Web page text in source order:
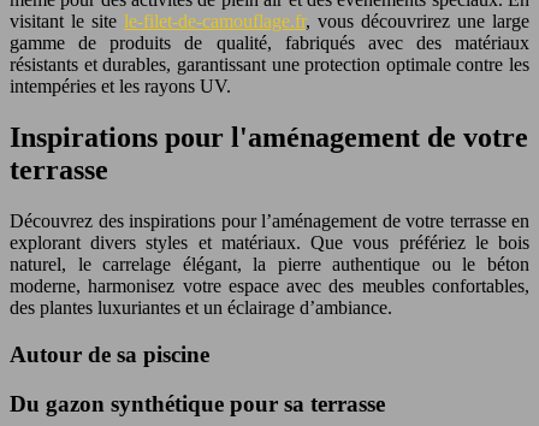
visitant le site le-filet-de-camouflage.fr, vous découvrirez une large
gamme de produits de qualité, fabriqués avec des matériaux
résistants et durables, garantissant une protection optimale contre les
intempéries et les rayons UV.
Inspirations pour l'aménagement de votre
terrasse
Découvrez des inspirations pour l’aménagement de votre terrasse en
explorant divers styles et matériaux. Que vous préfériez le bois
naturel, le carrelage élégant, la pierre authentique ou le béton
moderne, harmonisez votre espace avec des meubles confortables,
des plantes luxuriantes et un éclairage d’ambiance.
Autour de sa piscine
Du gazon synthétique pour sa terrasse